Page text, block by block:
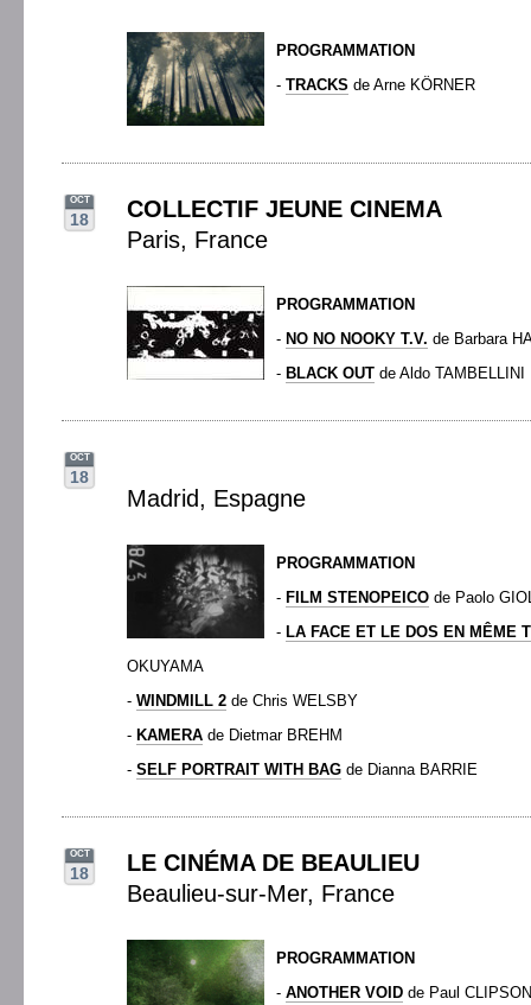
PROGRAMMATION
- TRACKS de Arne KÖRNER
OCT
18
COLLECTIF JEUNE CINEMA
Paris, France
PROGRAMMATION
- NO NO NOOKY T.V. de Barbara
- BLACK OUT de Aldo TAMBELLINI
OCT
18
Madrid, Espagne
PROGRAMMATION
- FILM STENOPEICO de Paolo
- LA FACE ET LE DOS EN MÊME
OKUYAMA
- WINDMILL 2 de Chris WELSBY
- KAMERA de Dietmar BREHM
- SELF PORTRAIT WITH BAG de Dianna BARRIE
OCT
18
LE CINÉMA DE BEAULIEU
Beaulieu-sur-Mer, France
PROGRAMMATION
- ANOTHER VOID de Paul CLIPSON